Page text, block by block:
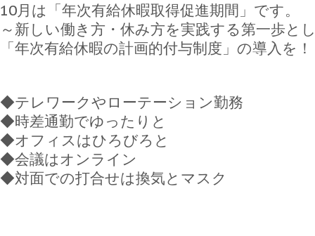
10月は「年次有給休暇取得促進期間」です。
～新しい働き方・休み方を実践する第一歩と
「年次有給休暇の計画的付与制度」の導入を
◆テレワークやローテーション勤務
◆時差通勤でゆったりと
◆オフィスはひろびろと
◆会議はオンライン
◆対面での打合せは換気とマスク